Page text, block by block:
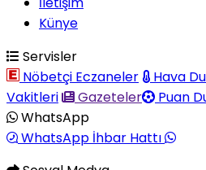
Künye
Servisler
Nöbetçi Eczaneler
Hava
Vakitleri
Gazeteler
Puan
WhatsApp
WhatsApp İhbar Hattı